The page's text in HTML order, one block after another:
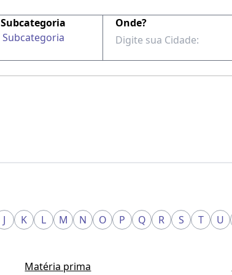
Subcategoria
Subcategoria
Onde?
J K L M N O P Q R S T U
Matéria prima